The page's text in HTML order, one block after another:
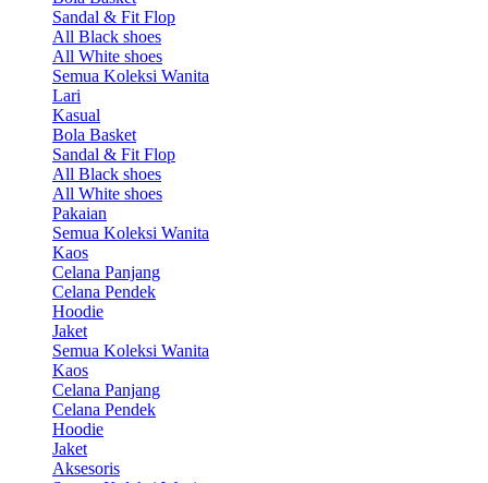
Sandal & Fit Flop
All Black shoes
All White shoes
Semua Koleksi Wanita
Lari
Kasual
Bola Basket
Sandal & Fit Flop
All Black shoes
All White shoes
Pakaian
Semua Koleksi Wanita
Kaos
Celana Panjang
Celana Pendek
Hoodie
Jaket
Semua Koleksi Wanita
Kaos
Celana Panjang
Celana Pendek
Hoodie
Jaket
Aksesoris